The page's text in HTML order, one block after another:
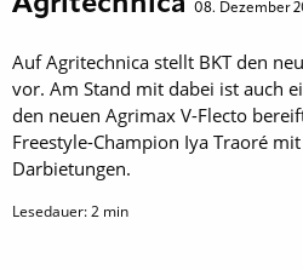
08. Dezember
Auf Agritechnica stellt BKT den
vor. Am Stand mit dabei ist auch
den neuen Agrimax V-Flecto
Freestyle-Champion Iya Traoré
Darbietungen.
Lesedauer:2 min